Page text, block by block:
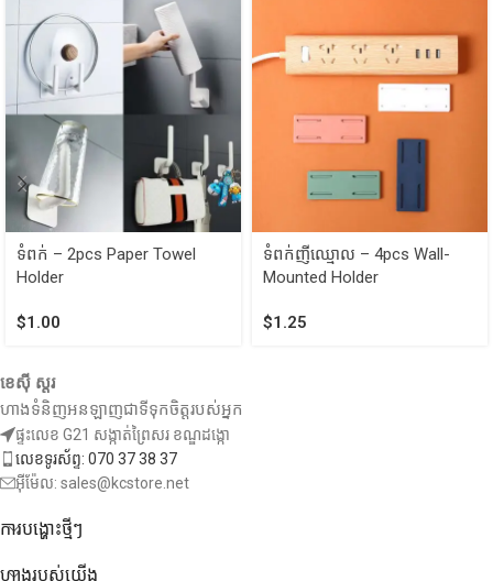
ទំពក់ – 2pcs Paper Towel
Holder
$1.00
ទំពក់ញីឈ្មោល – 4pcs Wall-
Mounted Holder
$1.25
ខេស៊ី ស្តរ
ហាងទំនិញអនឡាញជាទីទុកចិត្តរបស់អ្នក
ផ្ទះលេខ G21 សង្កាត់ព្រៃសរ ខណ្ឌដង្កោ
លេខទូរស័ព្ទ: 070 37 38 37
អ៊ីម៉ែល: sales@kcstore.net
ការបង្ហោះថ្មីៗ
ហាងរបស់យើង